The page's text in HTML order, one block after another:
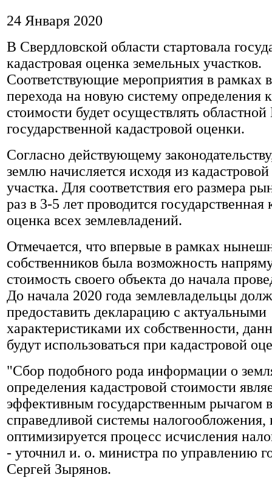
24 Января 2020
В Свердловской области стартовала
кадастровая оценка земельных участков.
Соответствующие мероприятия в рамках
перехода на новую систему определения
стоимости будет осуществлять
государственной кадастровой оценки.
Согласно действующему
землю начисляется исходя из
участка. Для соответствия его размера
раз в 3-5 лет проводится государственная
оценка всех землевладений.
Отмечается, что впервые в рамках
собственников была возможность
стоимость своего объекта до начала
До начала 2020 года землевладельцы
предоставить декларацию с актуальными
характеристиками их собственности,
будут использоваться при кадастровой
"Сбор подобного рода информации о
определения кадастровой стоимости
эффективным государственным рычагом
справедливой системы налогообложения,
оптимизируется процесс исчисления
- уточнил и. о. министра по управлению
Сергей Зырянов.